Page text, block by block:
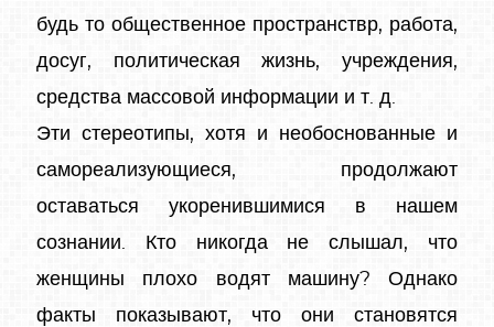
будь то общественное пространствр, работа,
досуг, политическая жизнь, учреждения,
средства массовой информации и т. д.
Эти стереотипы, хотя и необоснованные и
самореализующиеся, продолжают
оставаться укоренившимися в нашем
сознании. Кто никогда не слышал, что
женщины плохо водят машину? Однако
факты показывают, что они становятся